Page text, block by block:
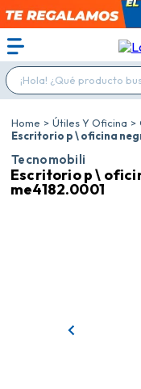
¡Hola! ¿Qué producto
Útiles Y Oficina
Escritorio p \ oficina
Tecnomobili
Escritorio p \
me4182.0001